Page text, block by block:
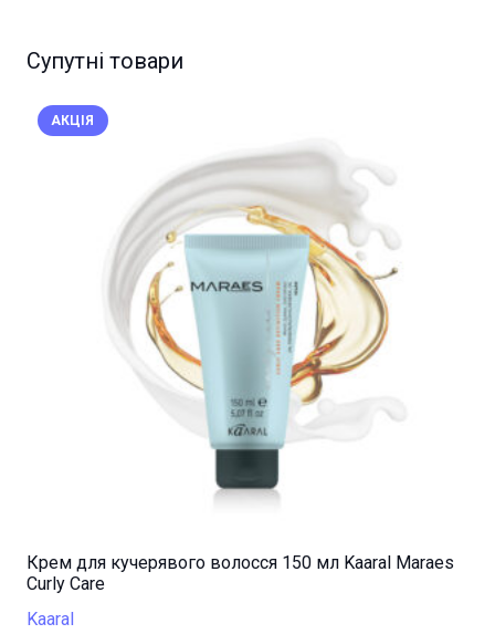
Супутні товари
АКЦІЯ
Крем для кучерявого волосся 150 мл Kaaral Maraes
Curly Care
Kaaral